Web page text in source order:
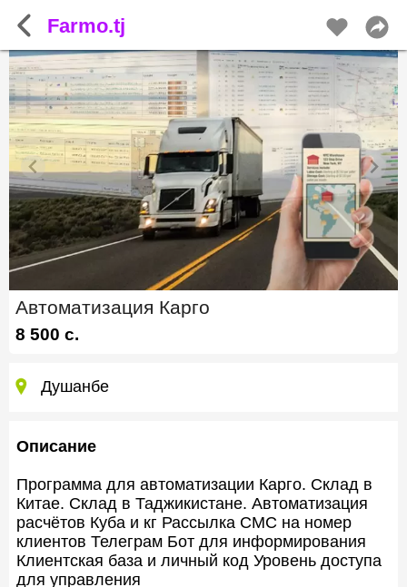
Автоматизация Карго
8 500 с.
Душанбе
Описание
Программа для автоматизации Карго. Склад в
Китае. Склад в Таджикистане. Автоматизация
расчётов Куба и кг Рассылка СМС на номер
клиентов Телеграм Бот для информирования
Клиентская база и личный код Уровень доступа
для управления
Farmo.tj